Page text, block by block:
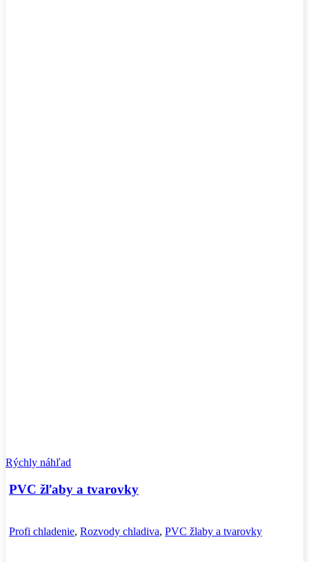
Rýchly náhľad
PVC žľaby a tvarovky
Profi chladenie, Rozvody chladiva, PVC žlaby a tvarovky